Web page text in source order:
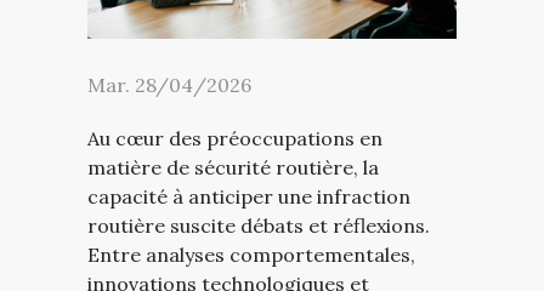
Mar. 28/04/2026
Au cœur des préoccupations en
matière de sécurité routière, la
capacité à anticiper une infraction
routière suscite débats et réflexions.
Entre analyses comportementales,
innovations technologiques et